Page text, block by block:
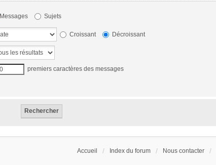
Messages Sujets
Croissant Décroissant
premiers caractères des messages
Accueil Index du forum Nous contacter